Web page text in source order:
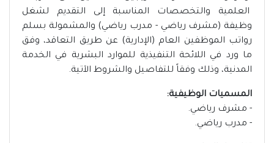
العلمية والتخصصات المناسبة إلى التقديم لشغل
وظيفة (مشرف رياضي - مدرب رياضي) والمشمولة بسلم
رواتب الموظفين العام (الإدارية) عن طريق التعاقد، وفق
ما ورد في اللائحة التنفيذية للموارد البشرية في الخدمة
المدنية، وذلك وفقاً للتفاصيل والشروط الآتية.
المسميات الوظيفية:
- مشرف رياضي.
- مدرب رياضي.